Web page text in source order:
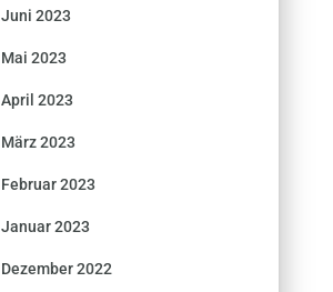
Juni 2023
Mai 2023
April 2023
März 2023
Februar 2023
Januar 2023
Dezember 2022